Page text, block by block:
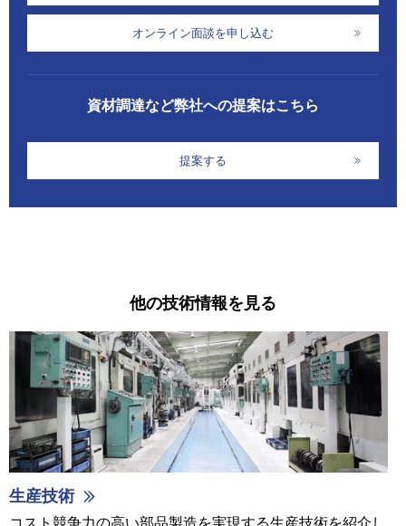
オンライン面談を申し込む
資材調達など弊社への提案はこちら
提案する
他の技術情報を見る
生産技術
コスト競争力の高い部品製造を実現する生産技術を紹介し